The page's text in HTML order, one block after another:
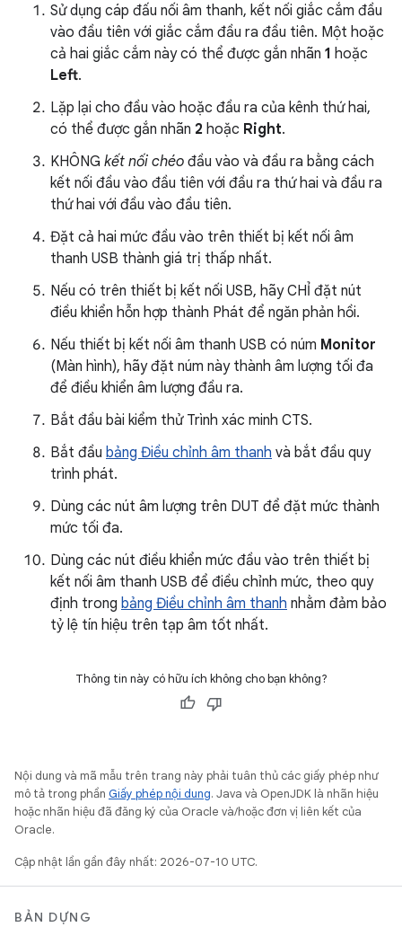
Sử dụng cáp đấu nối âm thanh, kết nối giắc cắm đầu
vào đầu tiên với giắc cắm đầu ra đầu tiên. Một hoặc
cả hai giắc cắm này có thể được gắn nhãn 1 hoặc
Left.
Lặp lại cho đầu vào hoặc đầu ra của kênh thứ hai,
có thể được gắn nhãn 2 hoặc Right.
KHÔNG kết nối chéo đầu vào và đầu ra bằng cách
kết nối đầu vào đầu tiên với đầu ra thứ hai và đầu ra
thứ hai với đầu vào đầu tiên.
Đặt cả hai mức đầu vào trên thiết bị kết nối âm
thanh USB thành giá trị thấp nhất.
Nếu có trên thiết bị kết nối USB, hãy CHỈ đặt nút
điều khiển hỗn hợp thành Phát để ngăn phản hồi.
Nếu thiết bị kết nối âm thanh USB có núm Monitor
(Màn hình), hãy đặt núm này thành âm lượng tối đa
để điều khiển âm lượng đầu ra.
Bắt đầu bài kiểm thử Trình xác minh CTS.
Bắt đầu bảng Điều chỉnh âm thanh và bắt đầu quy
trình phát.
Dùng các nút âm lượng trên DUT để đặt mức thành
mức tối đa.
Dùng các nút điều khiển mức đầu vào trên thiết bị
kết nối âm thanh USB để điều chỉnh mức, theo quy
định trong bảng Điều chỉnh âm thanh nhằm đảm bảo
tỷ lệ tín hiệu trên tạp âm tốt nhất.
Thông tin này có hữu ích không cho bạn không?
Nội dung và mã mẫu trên trang này phải tuân thủ các giấy phép như
mô tả trong phần Giấy phép nội dung. Java và OpenJDK là nhãn hiệu
hoặc nhãn hiệu đã đăng ký của Oracle và/hoặc đơn vị liên kết của
Oracle.
Cập nhật lần gần đây nhất: 2026-07-10 UTC.
BẢN DỰNG